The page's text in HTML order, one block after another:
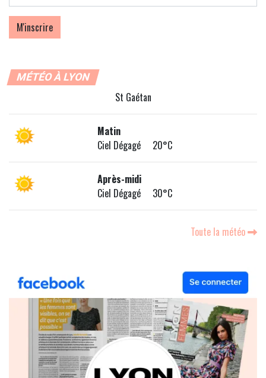
MÉTÉO À LYON
St Gaétan
Matin
Ciel Dégagé 20°C
Après-midi
Ciel Dégagé 30°C
Toute la météo